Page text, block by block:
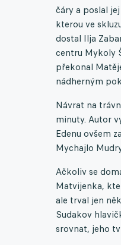
čáry a poslal
kterou ve
dostal Ilja
centru Mykoly
překonal
nádherným
Návrat na
minuty. Autor
Edenu ovšem
Mychajlo
Ačkoliv se
Matvijenka,
ale trval jen
Sudakov
srovnat, jeho